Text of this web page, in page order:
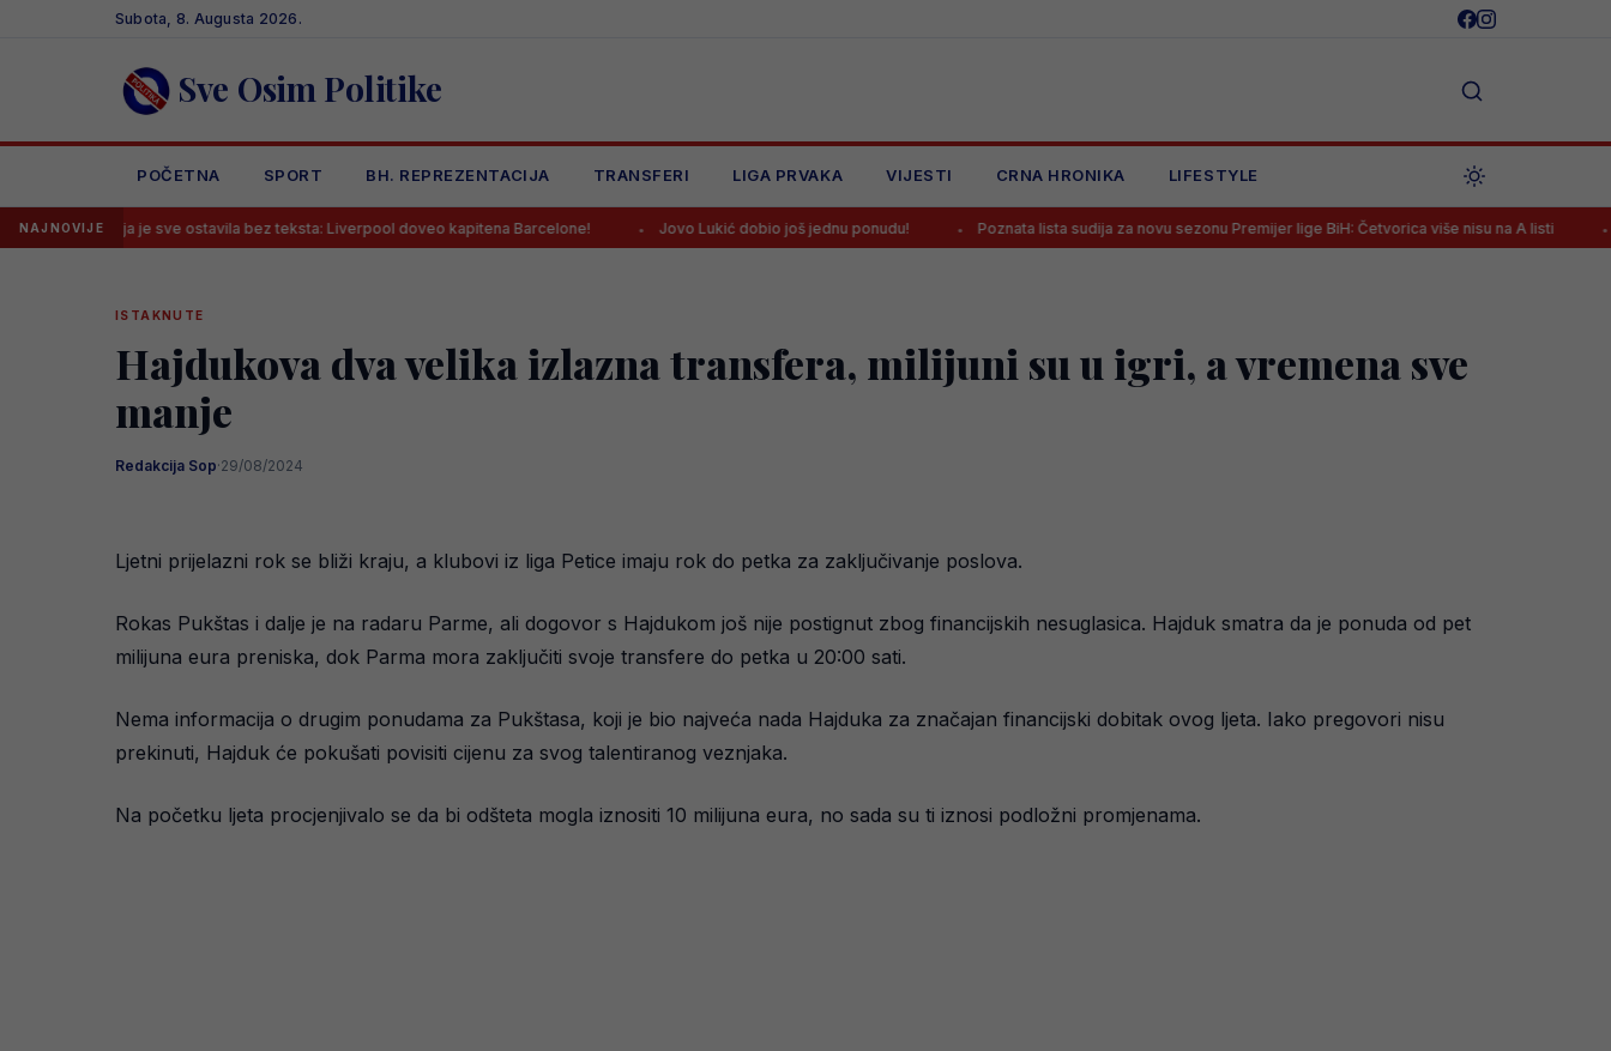
Subota, 8. Augusta 2026.
Sve Osim Politike
POČETNA SPORT BH. REPREZENTACIJA TRANSFERI LIGA PRVAKA VIJESTI CRNA HRONIKA LIFESTYLE
NAJNOVIJE
je sve ostavila bez teksta: Liverpool doveo kapitena Barcelone! Jovo Lukić dobio još jednu ponudu! Poznata lista sudija za novu sezonu Premijer lige BiH: Četvorica više nisu na A listi Španac na
ISTAKNUTE
Hajdukova dva velika izlazna transfera, milijuni su u igri, a vremena sve
manje
Redakcija Sop·29/08/2024
Ljetni prijelazni rok se bliži kraju, a klubovi iz liga Petice imaju rok do petka za zaključivanje poslova.
Rokas Pukštas i dalje je na radaru Parme, ali dogovor s Hajdukom još nije postignut zbog financijskih nesuglasica. Hajduk smatra da je ponuda od pet
milijuna eura preniska, dok Parma mora zaključiti svoje transfere do petka u 20:00 sati.
Nema informacija o drugim ponudama za Pukštasa, koji je bio najveća nada Hajduka za značajan financijski dobitak ovog ljeta. Iako pregovori nisu
prekinuti, Hajduk će pokušati povisiti cijenu za svog talentiranog veznjaka.
Na početku ljeta procjenjivalo se da bi odšteta mogla iznositi 10 milijuna eura, no sada su ti iznosi podložni promjenama.